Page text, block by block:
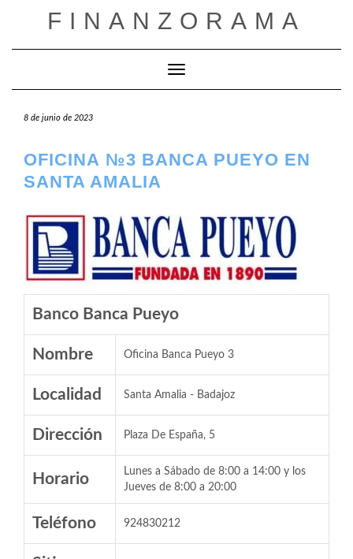
FINANZORAMA
Cambiar modo de navegación
8 de junio de 2023
OFICINA №3 BANCA PUEYO EN
SANTA AMALIA
Banco Banca Pueyo
Nombre Oficina Banca Pueyo 3
Localidad Santa Amalia - Badajoz
Dirección Plaza De España, 5
Horario
Lunes a Sábado de 8:00 a 14:00 y los
Jueves de 8:00 a 20:00
Teléfono 924830212